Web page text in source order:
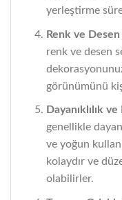
yerleştirme
Renk ve
renk ve desen
görünümünü
Dayanıklılık
genellikle
ve yoğun
kolaydır ve
olabilirler.